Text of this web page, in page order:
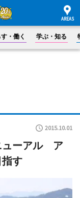
・働く 学ぶ・知る
2015.10.01
ューアル ア
す